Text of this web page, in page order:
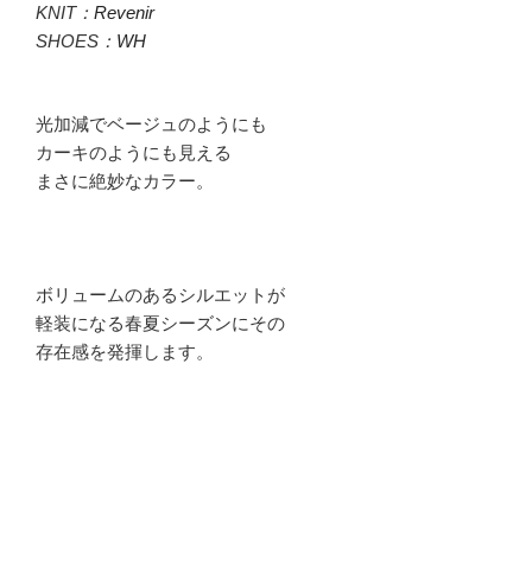
KNIT： Revenir
SHOES： WH
光加減でベージュのようにも
カーキのようにも見える
まさに絶妙なカラー。
ボリュームのあるシルエットが
軽装になる春夏シーズンにその
存在感を発揮します。